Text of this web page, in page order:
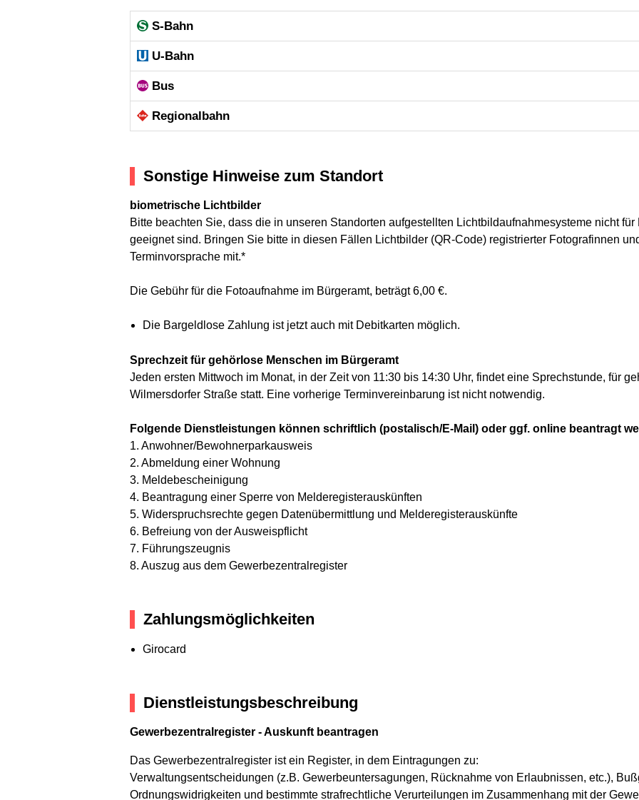
S-Bahn
U-Bahn
Bus
Regional­bahn
Sonstige Hinweise zum Standort
biometrische Lichtbilder
Bitte beachten Sie, dass die in unseren Standorten aufgestellten Lichtbildaufnahmesysteme nicht
geeignet sind. Bringen Sie bitte in diesen Fällen Lichtbilder (QR-Code) registrierter Fotografinnen
Terminvorsprache mit.*
Die Gebühr für die Fotoaufnahme im Bürgeramt, beträgt 6,00 €.
Die Bargeldlose Zahlung ist jetzt auch mit Debitkarten möglich.
Sprechzeit für gehörlose Menschen im Bürgeramt
Jeden ersten Mittwoch im Monat, in der Zeit von 11:30 bis 14:30 Uhr, findet eine Sprechstunde, für
Wilmersdorfer Straße statt. Eine vorherige Terminvereinbarung ist nicht notwendig.
Folgende Dienstleistungen können schriftlich (postalisch/E-Mail) oder ggf. online beantragt
1. Anwohner/Bewohnerparkausweis
2. Abmeldung einer Wohnung
3. Meldebescheinigung
4. Beantragung einer Sperre von Melderegisterauskünften
5. Widerspruchsrechte gegen Datenübermittlung und Melderegisterauskünfte
6. Befreiung von der Ausweispflicht
7. Führungszeugnis
8. Auszug aus dem Gewerbezentralregister
Zahlungsmöglichkeiten
Girocard
Dienstleistungsbeschreibung
Gewerbezentralregister - Auskunft beantragen
Das Gewerbezentralregister ist ein Register, in dem Eintragungen zu:
Verwaltungsentscheidungen (z.B. Gewerbeuntersagungen, Rücknahme von Erlaubnissen, etc.),
Ordnungswidrigkeiten und bestimmte strafrechtliche Verurteilungen im Zusammenhang mit der